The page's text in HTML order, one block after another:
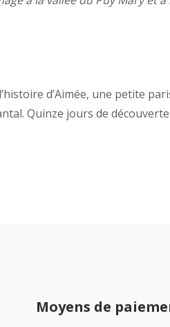
d’Aimée, une petite
Quinze jours de
Moyens de